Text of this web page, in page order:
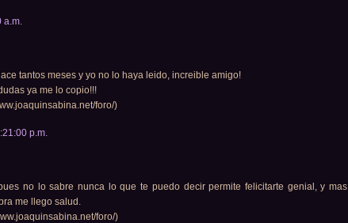
a.m.
tantos meses y yo no lo haya leido, increible amigo!
ya me lo copio!!!
foro/)
p.m.
no lo sabre nunca lo que te puedo decir permite felicitarte genial, y mas
me llego salud.
foro/)